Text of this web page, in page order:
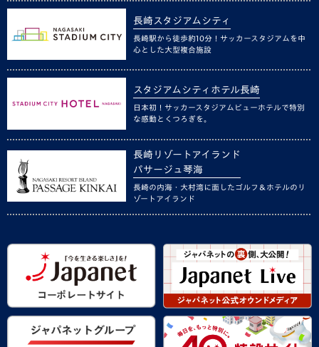
長崎スタジアムシティ
長崎駅から徒歩約10分！サッカースタジアムを中
心とした大型複合施設
スタジアムシティホテル長崎
日本初！サッカースタジアムビューホテルで特別
な感動とくつろぎを。
長崎リゾートアイランド
パサージュ琴海
長崎の内海・大村湾に面したゴルフ＆ホテルのリ
ゾートアイランド